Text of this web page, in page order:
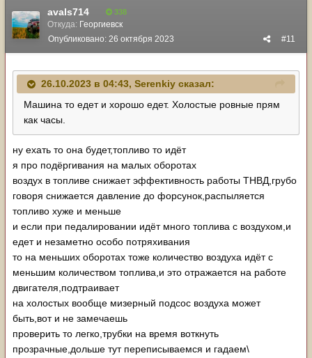
avals714 338
Откуда: Георгиевск
#11
Опубликовано: 26 октября 2023
26.10.2023 в 04:43, Serenkiy сказал:
Машина то едет и хорошо едет. Холостые ровные прям
как часы.
ну ехать то она будет,топливо то идёт
я про подёргивания на малых оборотах
воздух в топливе снижает эффективность работы ТНВД,грубо
говоря снижается давление до форсунок,распыляется
топливо хуже и меньше
и если при педалировании идёт много топлива с воздухом,и
едет и незаметно особо потряхивания
то на меньших оборотах тоже количество воздуха идёт с
меньшим количеством топлива,и это отражается на работе
двигателя,подтраивает
на холостых вообще мизерный подсос воздуха может
быть,вот и не замечаешь
проверить то легко,трубки на время воткнуть
прозрачные,дольше тут переписываемся и гадаем\